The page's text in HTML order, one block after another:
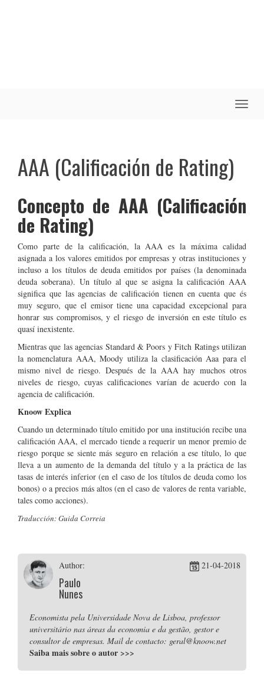
Toggle
AAA (Calificación de Rating)
Concepto de AAA (Calificación
de Rating)
Como parte de la calificación, la AAA es la máxima calidad
asignada a los valores emitidos por empresas y otras instituciones y
incluso a los títulos de deuda emitidos por países (la denominada
deuda soberana). Un título al que se asigna la calificación AAA
significa que las agencias de calificación tienen en cuenta que és
muy seguro, que el emisor tiene una capacidad excepcional para
honrar sus compromisos, y el riesgo de inversión en este título es
quasí inexistente.
Mientras que las agencias Standard & Poors y Fitch Ratings utilizan
la nomenclatura AAA, Moody utiliza la clasificación Aaa para el
mismo nivel de riesgo. Después de la AAA hay muchos otros
niveles de riesgo, cuyas calificaciones varían de acuerdo con la
agencia de calificación.
Knoow Explica
Cuando un determinado título emitido por una institución recibe una
calificación AAA, el mercado tiende a requerir un menor premio de
riesgo porque se siente más seguro en relación a ese título, lo que
lleva a un aumento de la demanda del título y a la práctica de las
tasas de interés inferior (en el caso de los títulos de deuda como los
bonos) o a precios más altos (en el caso de valores de renta variable,
tales como acciones).
Traducción: Guida Correia
Author:
Paulo
Nunes
21-04-2018
Economista pela Universidade Nova de Lisboa, professor
universitário nas áreas da economia e da gestão, gestor e
consultor de empresas. Mail de contacto: geral@knoow.net
Saiba mais sobre o autor >>>